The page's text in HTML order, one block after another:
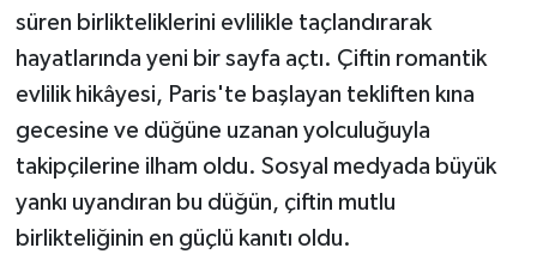
süren birlikteliklerini evlilikle taçlandırarak
hayatlarında yeni bir sayfa açtı. Çiftin romantik
evlilik hikâyesi, Paris'te başlayan tekliften kına
gecesine ve düğüne uzanan yolculuğuyla
takipçilerine ilham oldu. Sosyal medyada büyük
yankı uyandıran bu düğün, çiftin mutlu
birlikteliğinin en güçlü kanıtı oldu.